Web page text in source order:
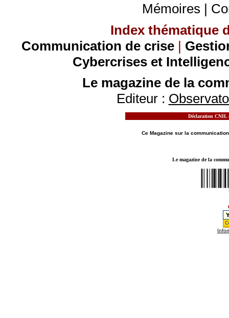
Mémoires |
Index thématique
Communication de crise |
Cybercrises et
Le magazine de la
Editeur :
Déclaration CNIL
Ce Magazine sur la communication
Le magazine de la